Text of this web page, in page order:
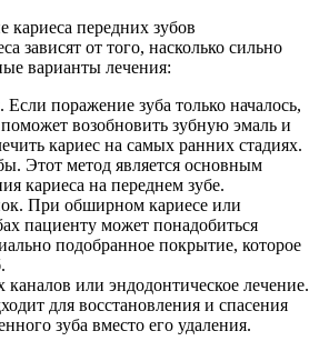
кариеса передних зубов
зависят от того, насколько сильно
варианты лечения:
поражение зуба только началось,
возобновить зубную эмаль и
кариес на самых ранних стадиях.
Этот метод является основным
кариеса на переднем зубе.
При обширном кариесе или
пациенту может понадобиться
подобранное покрытие, которое
каналов или эндодонтическое лечение.
для восстановления и спасения
зуба вместо его удаления.